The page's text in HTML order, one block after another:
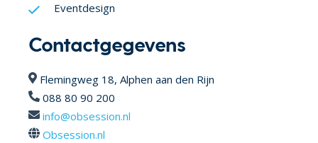
Eventdesign
Contactgegevens
Flemingweg 18, Alphen aan den Rijn
088 80 90 200
info@obsession.nl
Obsession.nl